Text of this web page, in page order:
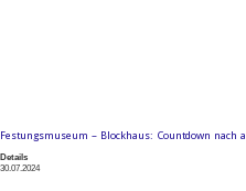
Festungsmuseum – Blockhaus: Countdown nach
Details
30.07.2024